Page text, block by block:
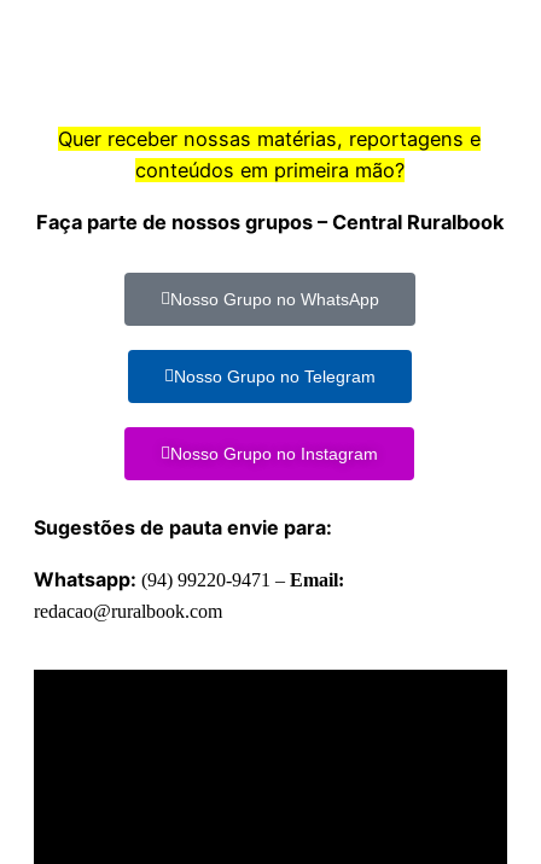
Quer receber nossas matérias, reportagens e
conteúdos em primeira mão?
Faça parte de nossos grupos – Central Ruralbook
Nosso Grupo no WhatsApp
Nosso Grupo no Telegram
Nosso Grupo no Instagram
Sugestões de pauta envie para:
Whatsapp: (94) 99220-9471 – Email:
redacao@ruralbook.com